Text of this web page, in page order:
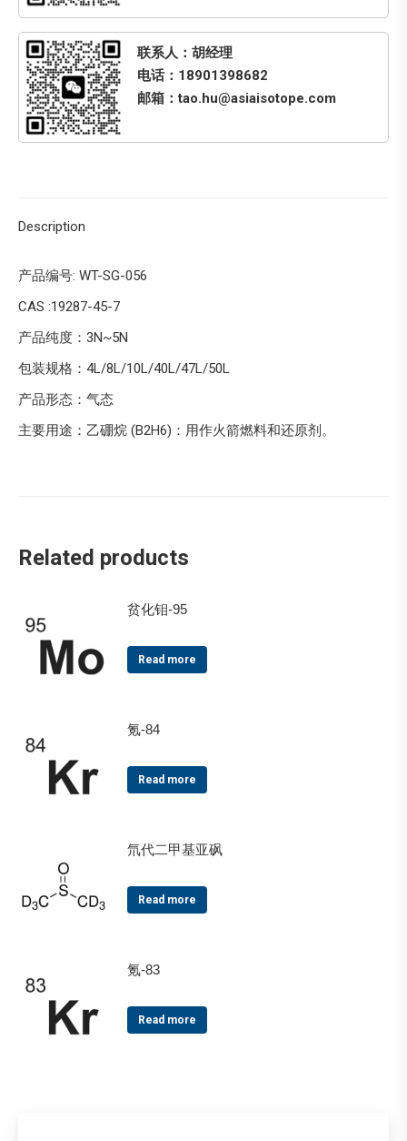
联系人：胡经理
电话：18901398682
邮箱：tao.hu@asiaisotope.com
Description
产品编号: WT-SG-056
CAS :19287-45-7
产品纯度：3N~5N
包装规格：4L/8L/10L/40L/47L/50L
产品形态：气态
主要用途：乙硼烷 (B2H6)：用作火箭燃料和还原剂。
Related products
贫化钼-95
Read more
氪-84
Read more
氘代二甲基亚砜
Read more
氪-83
Read more